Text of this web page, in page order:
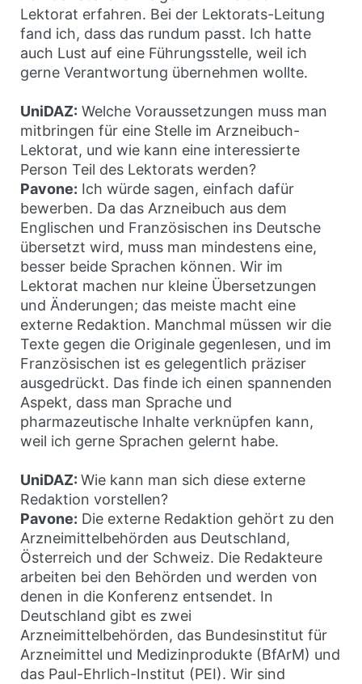
Lektorat erfahren. Bei der Lektorats-Leitung
fand ich, dass das rundum passt. Ich hatte
auch Lust auf eine Führungsstelle, weil ich
gerne Verantwortung über­nehmen wollte.
UniDAZ: Welche Voraussetzungen muss man
mitbringen für eine Stelle im Arzneibuch-
Lektorat, und wie kann eine interessierte
Person Teil des Lektorats werden?
Pavone: Ich würde sagen, einfach dafür
bewerben. Da das Arzneibuch aus dem
Englischen und Französischen ins Deutsche
übersetzt wird, muss man mindestens eine,
besser beide Sprachen können. Wir im
Lektorat machen nur kleine Übersetzungen
und Änderungen; das meiste macht eine
externe Redaktion. Manchmal müssen wir die
Texte gegen die Originale gegenlesen, und im
Französischen ist es gelegentlich präziser
ausgedrückt. Das finde ich einen spannenden
Aspekt, dass man Sprache und
pharmazeutische Inhalte verknüpfen kann,
weil ich gerne Sprachen gelernt habe.
UniDAZ: Wie kann man sich diese externe
Redaktion vorstellen?
Pavone: Die externe Redaktion gehört zu den
Arznei­mittelbehörden aus Deutschland,
Österreich und der Schweiz. Die Redakteure
arbeiten bei den Behörden und werden von
denen in die Konferenz entsendet. In
Deutschland gibt es zwei
Arzneimittelbehörden, das Bundesinstitut für
Arzneimittel und Medizinprodukte (BfArM) und
das Paul-Ehrlich-Institut (PEI). Wir sind